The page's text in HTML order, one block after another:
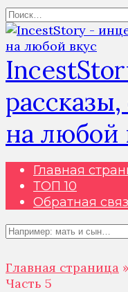
Перейти
к
содержанию
Search
for:
на любой
Главная
ТОП 10
Обратная
Search
Главная страница »
Часть 5